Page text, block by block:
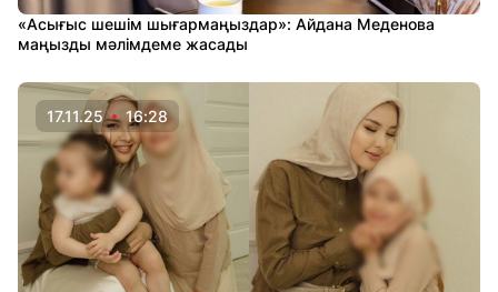
«Асығыс шешім шығармаңыздар»: Айдана Меденова
маңызды мәлімдеме жасады
17.11.25 16:28